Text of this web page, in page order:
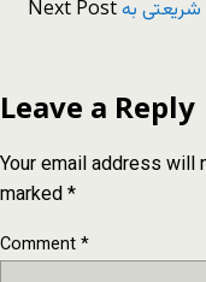
Next Postشریعتی به
Leave a Reply
Your email address will
marked*
Comment*